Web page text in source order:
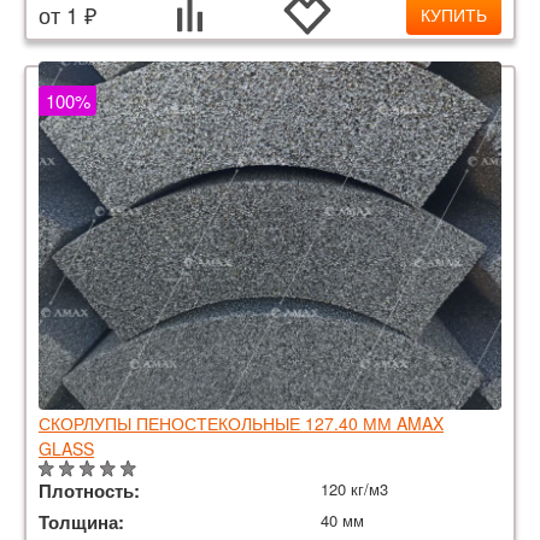
от 1 ₽ КУПИТЬ
СКОРЛУПЫ ПЕНОСТЕКОЛЬНЫЕ 127.40 ММ AMAX
GLASS
100%
Плотность: 120 кг/м3
Толщина: 40 мм